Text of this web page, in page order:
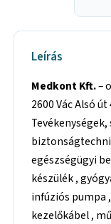
Leírás
Medkont Kft.–
2600 Vác Alsó út
egészségügyi
készülék ,
infúziós pumpa
kezelőkábel ,